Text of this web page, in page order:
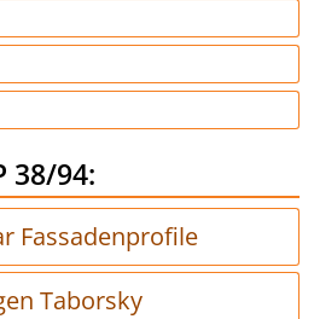
38/94:
Fassadenprofile
Taborsky